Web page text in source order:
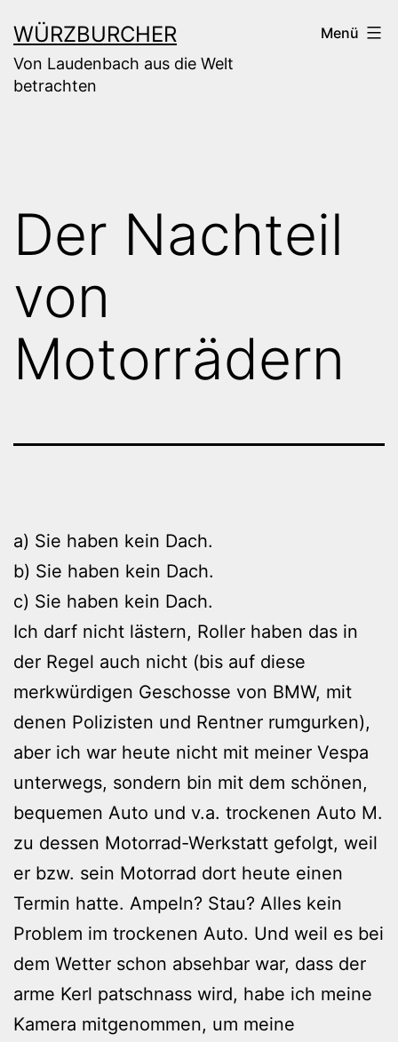
Inhalt
springen
WÜRZBURCHER
Von Laudenbach aus die Welt
betrachten
Menü
Der Nachteil
von
Motorrädern
a) Sie haben kein Dach.
b) Sie haben kein Dach.
c) Sie haben kein Dach.
Ich darf nicht lästern, Roller haben das in
der Regel auch nicht (bis auf diese
merkwürdigen Geschosse von BMW, mit
denen Polizisten und Rentner rumgurken),
aber ich war heute nicht mit meiner Vespa
unterwegs, sondern bin mit dem schönen,
bequemen Auto und v.a. trockenen Auto M.
zu dessen Motorrad-Werkstatt gefolgt, weil
er bzw. sein Motorrad dort heute einen
Termin hatte. Ampeln? Stau? Alles kein
Problem im trockenen Auto. Und weil es bei
dem Wetter schon absehbar war, dass der
arme Kerl patschnass wird, habe ich meine
Kamera mitgenommen, um meine